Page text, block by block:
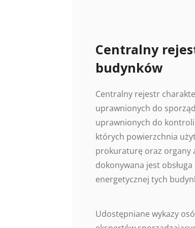
Centralny
budynków
Centralny rejestr
uprawnionych do
uprawnionych do
których powierzchnia
prokuraturę oraz organy
dokonywana jest
energetycznej tych
Udostępniane wykazy